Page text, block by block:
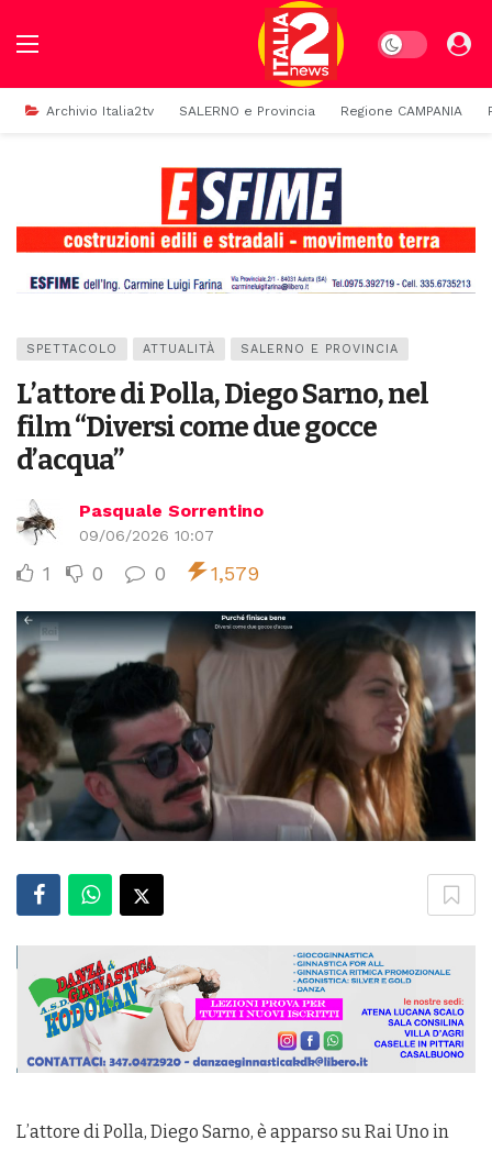
Dark mode
Archivio Italia2tv SALERNO e Provincia Regione CAMPANIA
SPETTACOLO ATTUALITÀ SALERNO E PROVINCIA
L’attore di Polla, Diego Sarno, nel
film “Diversi come due gocce
d’acqua”
Pasquale Sorrentino
09/06/2026 10:07
1 0 0 1,579
L’attore di Polla, Diego Sarno, è apparso su Rai Uno in